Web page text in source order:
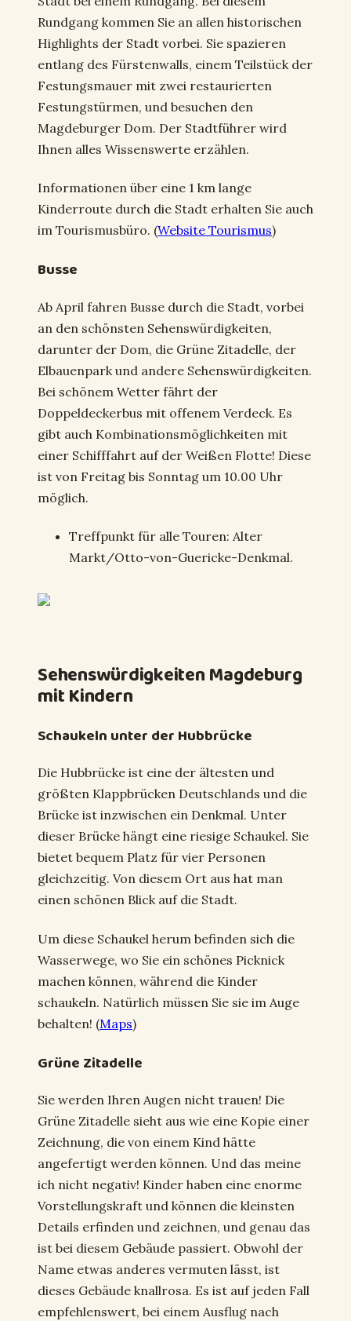
Rundgang kommen Sie an allen historischen
Highlights der Stadt vorbei. Sie spazieren
entlang des Fürstenwalls, einem Teilstück der
Festungsmauer mit zwei restaurierten
Festungstürmen, und besuchen den
Magdeburger Dom. Der Stadtführer wird
Ihnen alles Wissenswerte erzählen.
Informationen über eine 1 km lange
Kinderroute durch die Stadt erhalten Sie auch
im Tourismusbüro. (Website Tourismus)
Busse
Ab April fahren Busse durch die Stadt, vorbei
an den schönsten Sehenswürdigkeiten,
darunter der Dom, die Grüne Zitadelle, der
Elbauenpark und andere Sehenswürdigkeiten.
Bei schönem Wetter fährt der
Doppeldeckerbus mit offenem Verdeck. Es
gibt auch Kombinationsmöglichkeiten mit
einer Schifffahrt auf der Weißen Flotte! Diese
ist von Freitag bis Sonntag um 10.00 Uhr
möglich.
Treffpunkt für alle Touren: Alter
Markt/Otto-von-Guericke-Denkmal.
Sehenswürdigkeiten Magdeburg
mit Kindern
Schaukeln unter der Hubbrücke
Die Hubbrücke ist eine der ältesten und
größten Klappbrücken Deutschlands und die
Brücke ist inzwischen ein Denkmal. Unter
dieser Brücke hängt eine riesige Schaukel. Sie
bietet bequem Platz für vier Personen
gleichzeitig. Von diesem Ort aus hat man
einen schönen Blick auf die Stadt.
Um diese Schaukel herum befinden sich die
Wasserwege, wo Sie ein schönes Picknick
machen können, während die Kinder
schaukeln. Natürlich müssen Sie sie im Auge
behalten! (Maps)
Grüne Zitadelle
Sie werden Ihren Augen nicht trauen! Die
Grüne Zitadelle sieht aus wie eine Kopie einer
Zeichnung, die von einem Kind hätte
angefertigt werden können. Und das meine
ich nicht negativ! Kinder haben eine enorme
Vorstellungskraft und können die kleinsten
Details erfinden und zeichnen, und genau das
ist bei diesem Gebäude passiert. Obwohl der
Name etwas anderes vermuten lässt, ist
dieses Gebäude knallrosa. Es ist auf jeden Fall
empfehlenswert, bei einem Ausflug nach